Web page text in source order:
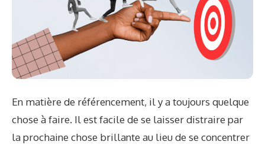
En matière de référencement, il y a toujours quelque
chose à faire. Il est facile de se laisser distraire par
la prochaine chose brillante au lieu de se concentrer